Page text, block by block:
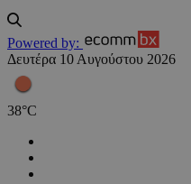
Powered by:
Δευτέρα 10 Αυγούστου 2026
38°C